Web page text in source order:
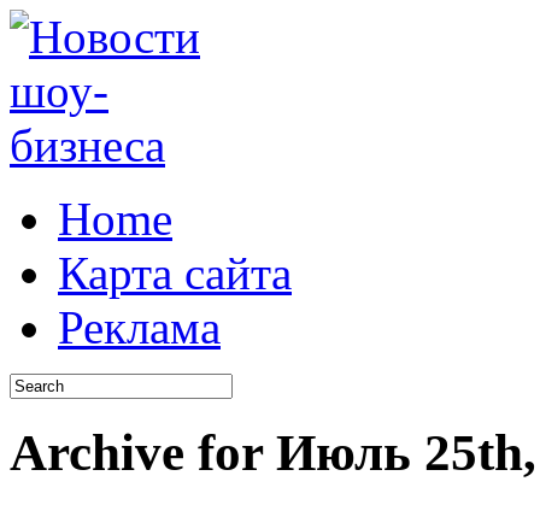
Home
Карта сайта
Реклама
Archive for Июль 25th,